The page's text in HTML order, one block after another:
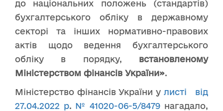
до національних положень (стандартів)
бухгалтерського обліку в державному
секторі та інших нормативно-правових
актів щодо ведення бухгалтерського
обліку в порядку, встановленому
Міністерством фінансів України».
Міністерство фінансів України у листі від
27.04.2022 р. № 41020-06-5/8479 нагадало,